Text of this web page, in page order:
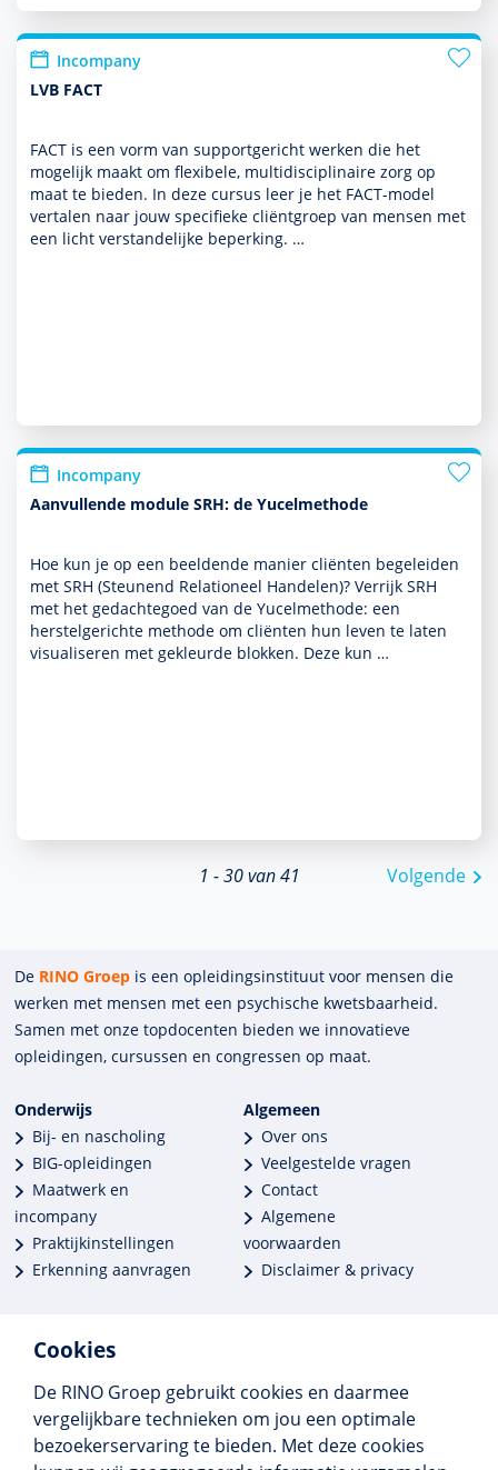
Cookies
De RINO Groep gebruikt cookies en daarmee
vergelijkbare technieken om jou een optimale
bezoekerservaring te bieden. Met deze cookies
Incompany
LVB FACT
FACT is een vorm van supportgericht werken die het
moge­lijk maakt om flexibele, multi­discipli­naire zorg op
maat te bieden. In deze cursus leer je het FACT-model
vertalen naar jouw speci­fieke cliëntgroep van mensen met
een licht ver­stande­lijke beper­king. …
Incompany
Aanvullende module SRH: de Yucelmethode
Hoe kun je op een beeldende manier cliënten bege­leiden
met SRH (Steunend Relationeel Han­delen)? Verrijk SRH
met het gedachtegoed van de Yucelmethode: een
herstelgerichte methode om cliënten hun leven te laten
visualiseren met gekleurde blokken. Deze kun …
1 - 30 van 41 Volgende
De RINO Groep is een opleidings­insti­tuut voor mensen die
werken met mensen met een psychische kwets­baar­heid.
Samen met onze top­docenten bieden we innova­tieve
opleidingen, cursussen en congres­sen op maat.
Onderwijs
Bij- en nascholing
BIG-opleidingen
Maatwerk en
incompany
Praktijkinstellingen
Erkenning aanvragen
Algemeen
Over ons
Veelgestelde vragen
Contact
Algemene
voorwaarden
Disclaimer & privacy
Meer dan 250 opleidingen
Alle BIG-opleidingen in huis
Cedeo-erkend en CRKBO-geregistreerd